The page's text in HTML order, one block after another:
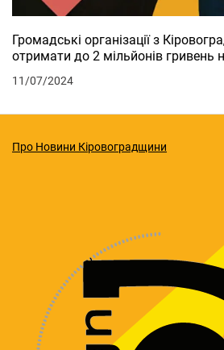
Громадські організації з
отримати до 2 мільйонів гривень
11/07/2024
Про Новини Кіровоградщини